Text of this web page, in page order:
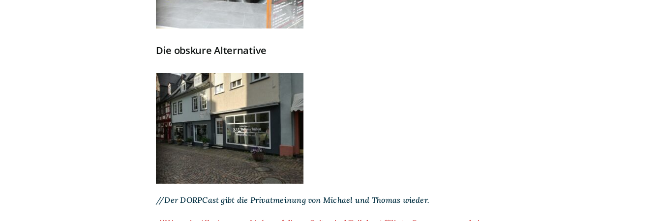
Die obskure Alternative
//Der DORPCast gibt die Privatmeinung von Michael und Thomas wieder.